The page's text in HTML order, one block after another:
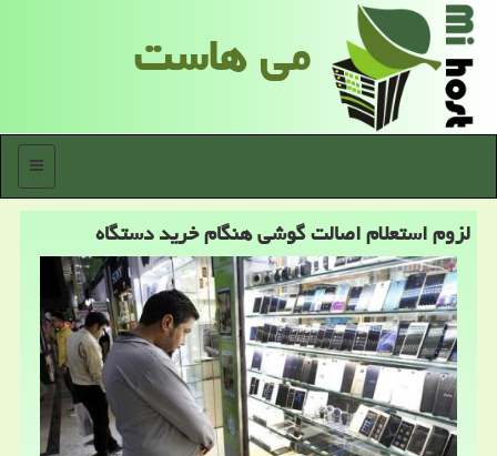
می هاست
منو
لزوم استعلام اصالت گوشی هنگام خرید دستگاه